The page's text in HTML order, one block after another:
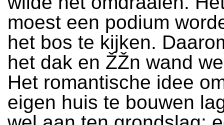
moest een podium
het bos te kijken.
het dak en ŽŽn wand
Het romantische idee
eigen huis te bouwen